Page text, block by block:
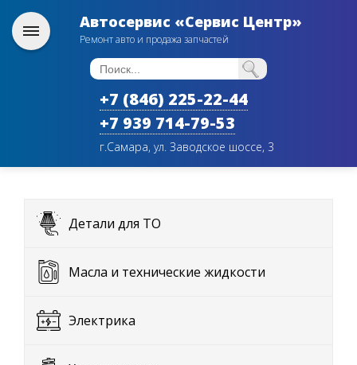
Автосервис «Сервис Центр»
Ремонт авто и продажа запчастей
+7 (846) 225-22-44
+7 939 714-79-53
г.Самара, ул. Заводское шоссе, 3
Детали для ТО
Масла и технические жидкости
Электрика